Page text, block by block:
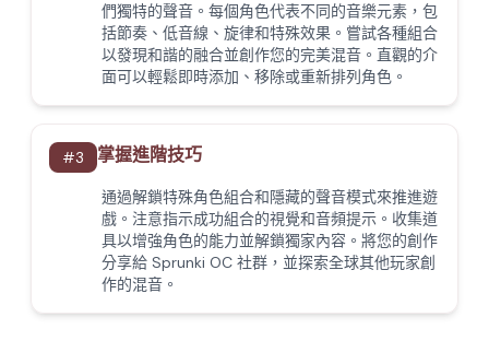
們獨特的聲音。每個角色代表不同的音樂元素，包
括節奏、低音線、旋律和特殊效果。嘗試各種組合
以發現和諧的融合並創作您的完美混音。直觀的介
面可以輕鬆即時添加、移除或重新排列角色。
#3 掌握進階技巧
通過解鎖特殊角色組合和隱藏的聲音模式來推進遊
戲。注意指示成功組合的視覺和音頻提示。收集道
具以增強角色的能力並解鎖獨家內容。將您的創作
分享給 Sprunki OC 社群，並探索全球其他玩家創
作的混音。